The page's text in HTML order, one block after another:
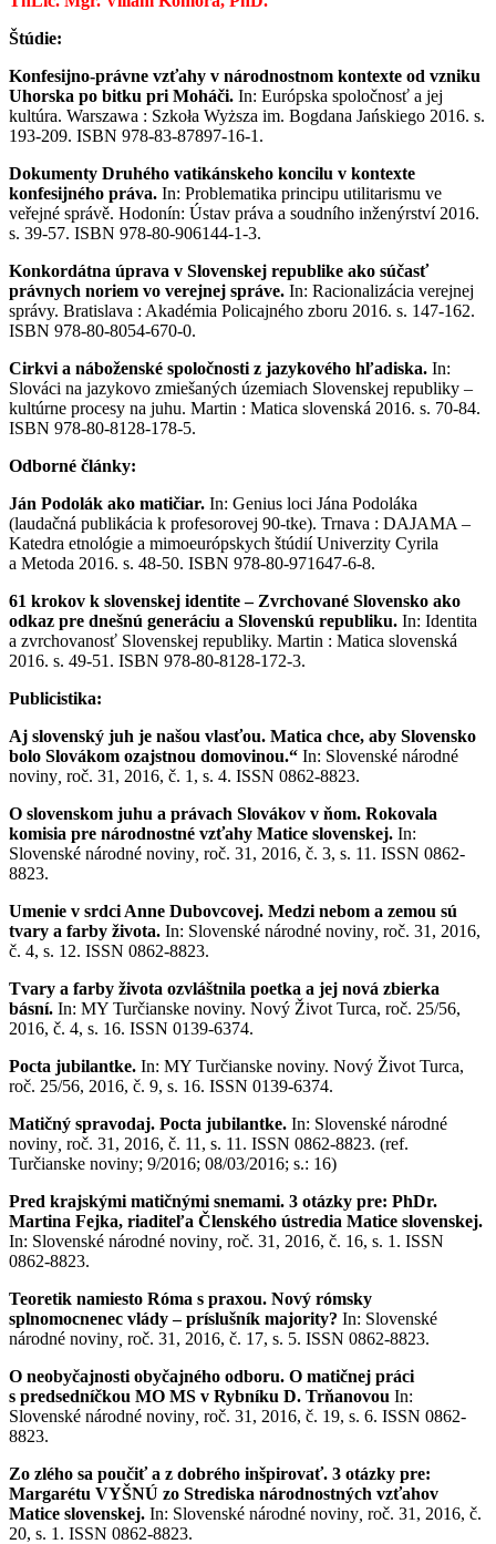
Štúdie:
Konfesijno-právne vzťahy v národnostnom kontexte od vzniku
Uhorska po bitku pri Moháči. In: Európska spoločnosť a jej
kultúra. Warszawa : Szkoła Wyższa im. Bogdana Jańskiego 2016. s.
193-209. ISBN 978-83-87897-16-1.
Dokumenty Druhého vatikánskeho koncilu v kontexte
konfesijného práva. In: Problematika principu utilitarismu ve
veřejné správě. Hodonín: Ústav práva a soudního inženýrství 2016.
s. 39-57. ISBN 978-80-906144-1-3.
Konkordátna úprava v Slovenskej republike ako súčasť
právnych noriem vo verejnej správe. In: Racionalizácia verejnej
správy. Bratislava : Akadémia Policajného zboru 2016. s. 147-162.
ISBN 978-80-8054-670-0.
Cirkvi a náboženské spoločnosti z jazykového hľadiska. In:
Slováci na jazykovo zmiešaných územiach Slovenskej republiky –
kultúrne procesy na juhu. Martin : Matica slovenská 2016. s. 70-84.
ISBN 978-80-8128-178-5.
Odborné články:
Ján Podolák ako matičiar. In: Genius loci Jána Podoláka
(laudačná publikácia k profesorovej 90-tke). Trnava : DAJAMA –
Katedra etnológie a mimoeurópskych štúdií Univerzity Cyrila
a Metoda 2016. s. 48-50. ISBN 978-80-971647-6-8.
61 krokov k slovenskej identite – Zvrchované Slovensko ako
odkaz pre dnešnú generáciu a Slovenskú republiku. In: Identita
a zvrchovanosť Slovenskej republiky. Martin : Matica slovenská
2016. s. 49-51. ISBN 978-80-8128-172-3.
Publicistika:
Aj slovenský juh je našou vlasťou. Matica chce, aby Slovensko
bolo Slovákom ozajstnou domovinou.“ In: Slovenské národné
noviny roč. 31, 2016, č. 1, s. 4. ISSN 0862-8823.
O slovenskom juhu a právach Slovákov v ňom. Rokovala
komisia pre národnostné vzťahy Matice slovenskej. In:
Slovenské národné noviny roč. 31, 2016, č. 3, s. 11. ISSN 0862-
8823.
Umenie v srdci Anne Dubovcovej. Medzi nebom a zemou sú
tvary a farby života. In: Slovenské národné noviny roč. 31, 2016,
č. 4, s. 12. ISSN 0862-8823.
Tvary a farby života ozvláštnila poetka a jej nová zbierka
básní. In: MY Turčianske noviny. Nový Život Turca, roč. 25/56,
2016, č. 4, s. 16. ISSN 0139-6374.
Pocta jubilantke. In: MY Turčianske noviny. Nový Život Turca,
roč. 25/56, 2016, č. 9, s. 16. ISSN 0139-6374.
Matičný spravodaj. Pocta jubilantke. In: Slovenské národné
noviny roč. 31, 2016, č. 11, s. 11. ISSN 0862-8823. (ref.
Turčianske noviny; 9/2016; 08/03/2016; s.: 16)
Pred krajskými matičnými snemami. 3 otázky pre: PhDr.
Martina Fejka, riaditeľa Členského ústredia Matice slovenskej.
In: Slovenské národné noviny roč. 31, 2016, č. 16, s. 1. ISSN
0862-8823.
Teoretik namiesto Róma s praxou. Nový rómsky
splnomocnenec vlády – príslušník majority? In: Slovenské
národné noviny roč. 31, 2016, č. 17, s. 5. ISSN 0862-8823.
O neobyčajnosti obyčajného odboru. O matičnej práci
s predsedníčkou MO MS v Rybníku D. Trňanovou In:
Slovenské národné noviny roč. 31, 2016, č. 19, s. 6. ISSN 0862-
8823.
Zo zlého sa poučiť a z dobrého inšpirovať. 3 otázky pre:
Margarétu VYŠNÚ zo Strediska národnostných vzťahov
Matice slovenskej. In: Slovenské národné noviny roč. 31, 2016, č.
20, s. 1. ISSN 0862-8823.